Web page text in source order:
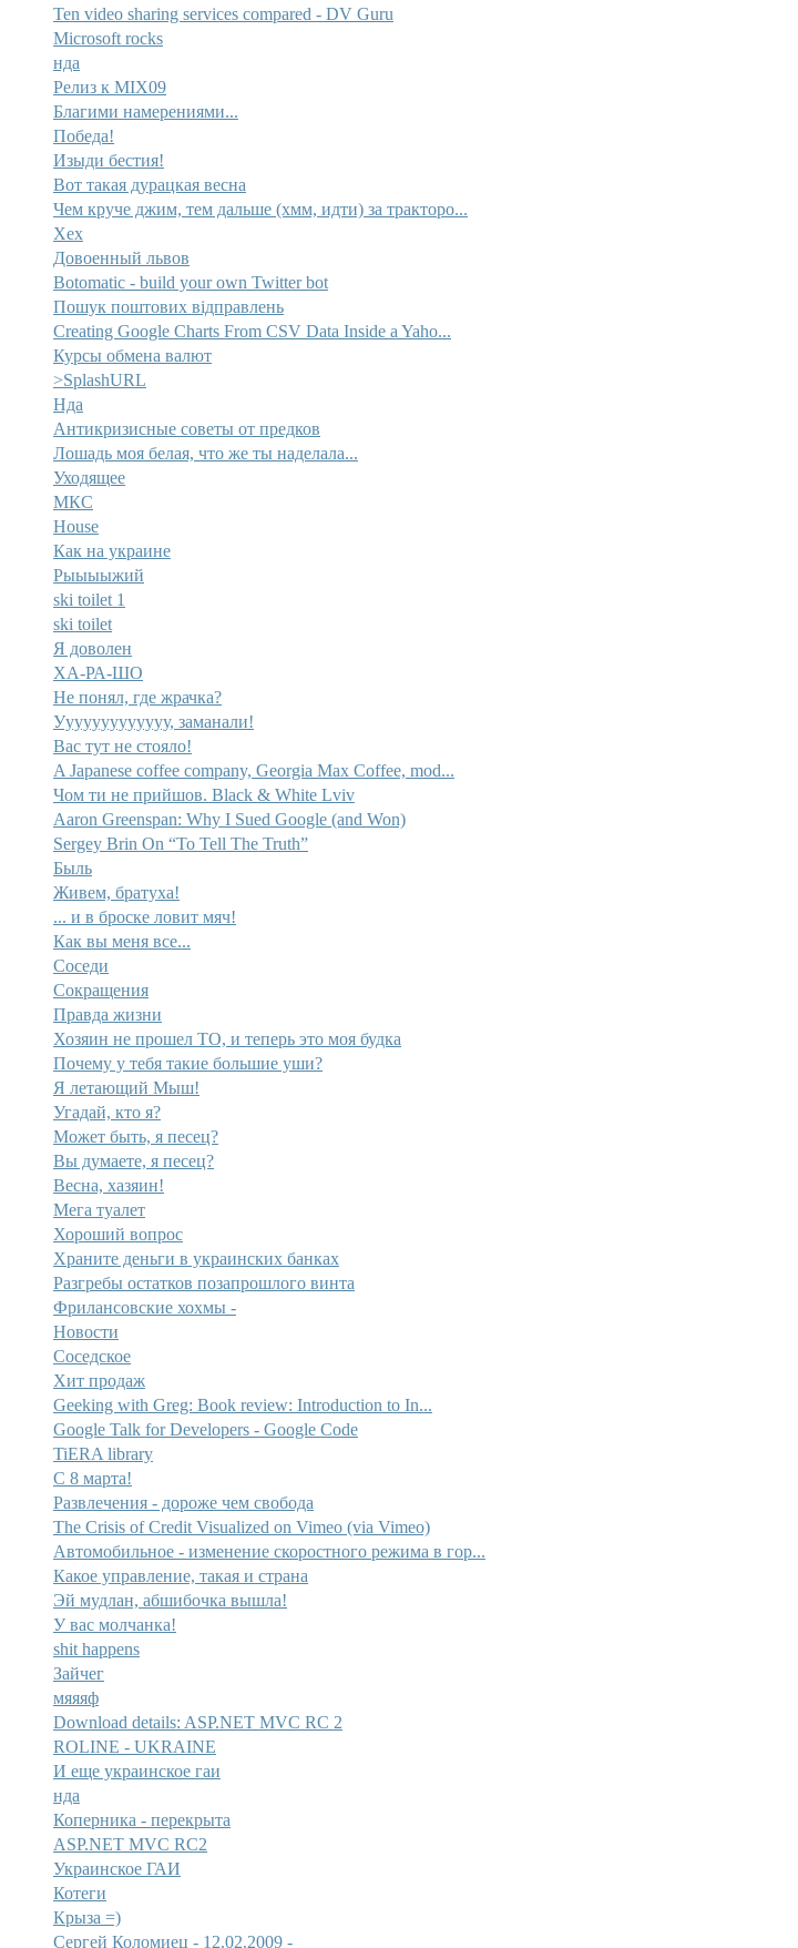
Ten video sharing services compared - DV Guru
Microsoft rocks
нда
Релиз к MIX09
Благими намерениями...
Победа!
Изыди бестия!
Вот такая дурацкая весна
Чем круче джим, тем дальше (хмм, идти) за тракторо...
Хех
Довоенный львов
Botomatic - build your own Twitter bot
Пошук поштових відправлень
Creating Google Charts From CSV Data Inside a Yaho...
Курсы обмена валют
>SplashURL
Нда
Антикризисные советы от предков
Лошадь моя белая, что же ты наделала...
Уходящее
МКС
House
Как на украине
Рыыыыжий
ski toilet 1
ski toilet
Я доволен
ХА-РА-ШО
Не понял, где жрачка?
Ууууууууууууу, заманали!
Вас тут не стояло!
A Japanese coffee company, Georgia Max Coffee, mod...
Чом ти не прийшов. Black & White Lviv
Aaron Greenspan: Why I Sued Google (and Won)
Sergey Brin On “To Tell The Truth”
Быль
Живем, братуха!
... и в броске ловит мяч!
Как вы меня все...
Соседи
Сокращения
Правда жизни
Хозяин не прошел ТО, и теперь это моя будка
Почему у тебя такие большие уши?
Я летающий Мыш!
Угадай, кто я?
Может быть, я песец?
Вы думаете, я песец?
Весна, хазяин!
Мега туалет
Хороший вопрос
Храните деньги в украинских банках
Разгребы остатков позапрошлого винта
Фрилансовские хохмы -
Новости
Соседское
Хит продаж
Geeking with Greg: Book review: Introduction to In...
Google Talk for Developers - Google Code
TiERA library
С 8 марта!
Развлечения - дороже чем свобода
The Crisis of Credit Visualized on Vimeo (via Vimeo)
Автомобильное - изменение скоростного режима в гор...
Какое управление, такая и страна
Эй мудлан, абшибочка вышла!
У вас молчанка!
shit happens
Зайчег
мяяяф
Download details: ASP.NET MVC RC 2
ROLINE - UKRAINE
И еще украинское гаи
нда
Коперника - перекрыта
ASP.NET MVC RC2
Украинское ГАИ
Котеги
Крыза =)
Сергей Коломиец - 12.02.2009 -